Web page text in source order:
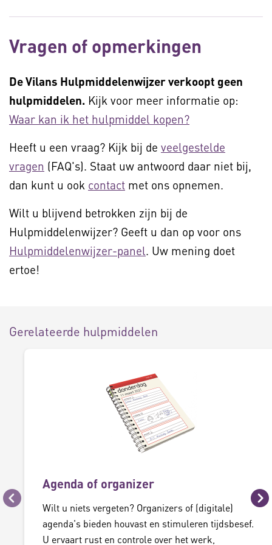
Vragen of opmerkingen
De Vilans Hulpmiddelenwijzer verkoopt geen
hulpmiddelen. Kijk voor meer informatie op:
Waar kan ik het hulpmiddel kopen?
Heeft u een vraag? Kijk bij de veelgestelde
vragen (FAQ's). Staat uw antwoord daar niet bij,
dan kunt u ook contact met ons opnemen.
Wilt u blijvend betrokken zijn bij de
Hulpmiddelenwijzer? Geeft u dan op voor ons
Hulpmiddelenwijzer-panel. Uw mening doet
ertoe!
Gerelateerde hulpmiddelen
Vorige
Agenda of organizer
Wilt u niets vergeten? Organizers of (digitale)
agenda's bieden houvast en stimuleren tijdsbesef.
U ervaart rust en controle over het werk,